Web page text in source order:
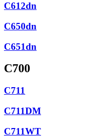
C612dn
C650dn
C651dn
C700
C711
C711DM
C711WT